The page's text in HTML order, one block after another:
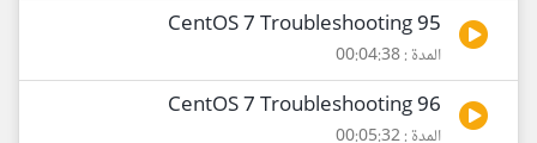
95 CentOS 7 Troubleshooting
المدة : 00:04:38
96 CentOS 7 Troubleshooting
المدة : 00:05:32